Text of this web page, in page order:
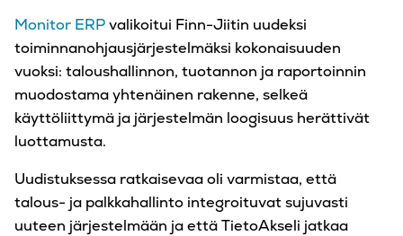
Monitor ERPvalikoitui Finn-Jiitin uudeksi
toiminnanohjausjärjestelmäksi kokonaisuuden
vuoksi: taloushallinnon, tuotannon ja raportoinnin
muodostama yhtenäinen rakenne, selkeä
käyttöliittymä ja järjestelmän loogisuus herättivät
luottamusta.
Uudistuksessa ratkaisevaa oli varmistaa, että
talous- ja palkkahallinto integroituvat sujuvasti
uuteen järjestelmään ja että TietoAkseli jatkaa